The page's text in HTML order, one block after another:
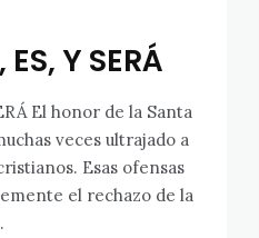
Y SERÁ
El honor de la Santa
veces ultrajado a
Esas ofensas
el rechazo de la